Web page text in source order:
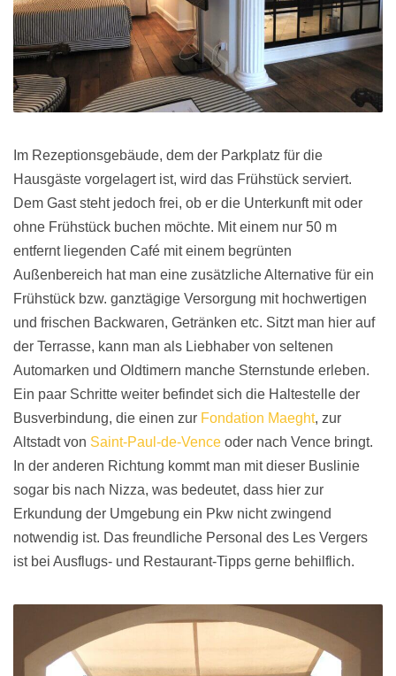
Im Rezeptionsgebäude, dem der Parkplatz für die
Hausgäste vorgelagert ist, wird das Frühstück serviert.
Dem Gast steht jedoch frei, ob er die Unterkunft mit oder
ohne Frühstück buchen möchte. Mit einem nur 50 m
entfernt liegenden Café mit einem begrünten
Außenbereich hat man eine zusätzliche Alternative für ein
Frühstück bzw. ganztägige Versorgung mit hochwertigen
und frischen Backwaren, Getränken etc. Sitzt man hier auf
der Terrasse, kann man als Liebhaber von seltenen
Automarken und Oldtimern manche Sternstunde erleben.
Ein paar Schritte weiter befindet sich die Haltestelle der
Busverbindung, die einen zur Fondation Maeght, zur
Altstadt von Saint-Paul-de-Vence oder nach Vence bringt.
In der anderen Richtung kommt man mit dieser Buslinie
sogar bis nach Nizza, was bedeutet, dass hier zur
Erkundung der Umgebung ein Pkw nicht zwingend
notwendig ist. Das freundliche Personal des Les Vergers
ist bei Ausflugs- und Restaurant-Tipps gerne behilflich.